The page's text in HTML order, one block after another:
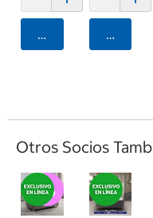
Agregar Agregar
Otros Socios